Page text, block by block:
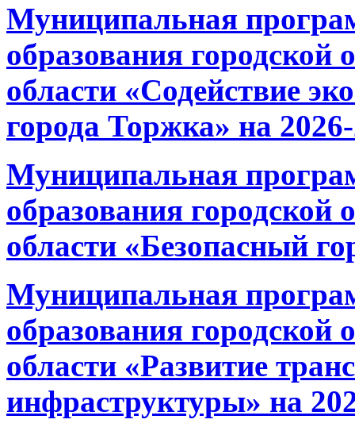
Муниципальная
образования городской
области «Содействие
города Торжка» на
Муниципальная
образования городской
области «Безопасный
Муниципальная
образования городской
области «Развитие
инфраструктуры» на